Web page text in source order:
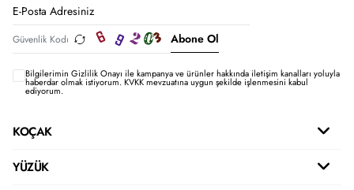
Abone Ol
Bilgilerimin Gizlilik Onayı ile kampanya ve ürünler hakkında iletişim kanalları yoluyla
haberdar olmak istiyorum.KVKK mevzuatına uygun şekilde işlenmesini kabul
ediyorum.
KOÇAK
YÜZÜK